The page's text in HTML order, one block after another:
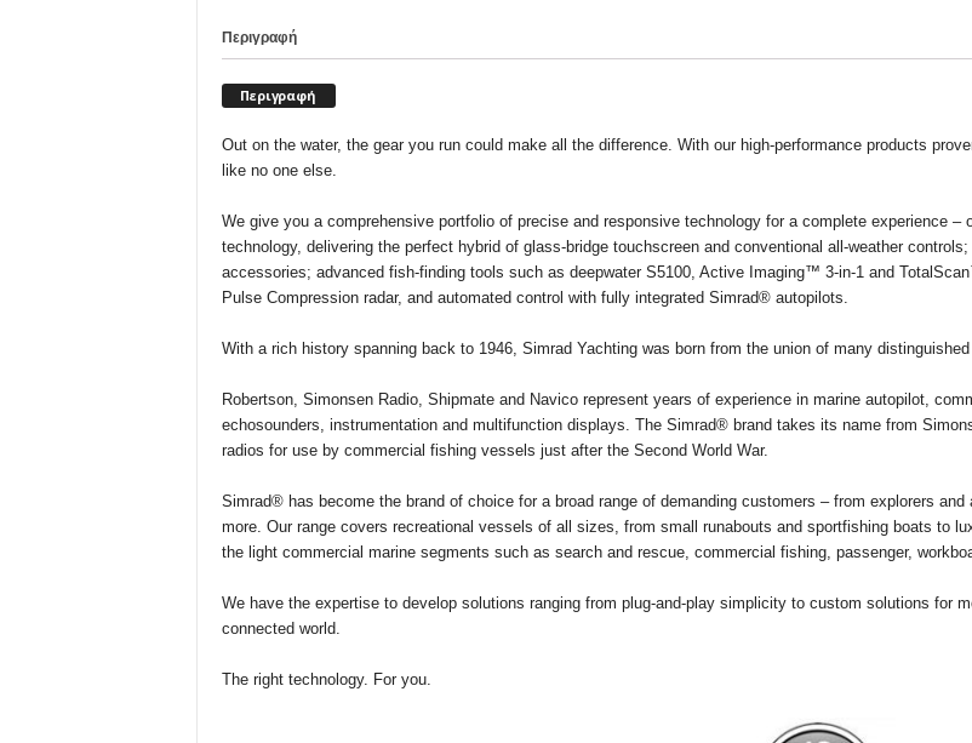
Περιγραφή
Περιγραφή
Out on the water, the gear you run could make all the difference. With our high-performance products
like no one else.
We give you a comprehensive portfolio of precise and responsive technology for a complete experience
technology, delivering the perfect hybrid of glass-bridge touchscreen and conventional all-weather
accessories; advanced fish-finding tools such as deepwater S5100, Active Imaging™ 3-in-1 and
Pulse Compression radar, and automated control with fully integrated Simrad® autopilots.
With a rich history spanning back to 1946, Simrad Yachting was born from the union of many
Robertson, Simonsen Radio, Shipmate and Navico represent years of experience in marine autopilot,
echosounders, instrumentation and multifunction displays. The Simrad® brand takes its name from
radios for use by commercial fishing vessels just after the Second World War.
Simrad® has become the brand of choice for a broad range of demanding customers – from explorers
more. Our range covers recreational vessels of all sizes, from small runabouts and sportfishing boats to
the light commercial marine segments such as search and rescue, commercial fishing, passenger,
We have the expertise to develop solutions ranging from plug-and-play simplicity to custom solutions for
connected world.
The right technology. For you.